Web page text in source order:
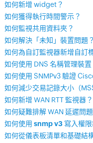
如何新增 widget？
如何獲得執行時間警示？
如何監視共用資料夾？
如何解決「未知」裝置問題？
如何為自訂監視器新增自訂
如何使用 DNS 名稱管理裝置
如何使用 SNMPv3 驗證
如何減少交易記錄大小（
如何新增 WAN RTT 監視器？
如何疑難排解 WAN 延遲問題
如何使用 snmp v3 寫入權限
如何從儀表板清單和基礎結